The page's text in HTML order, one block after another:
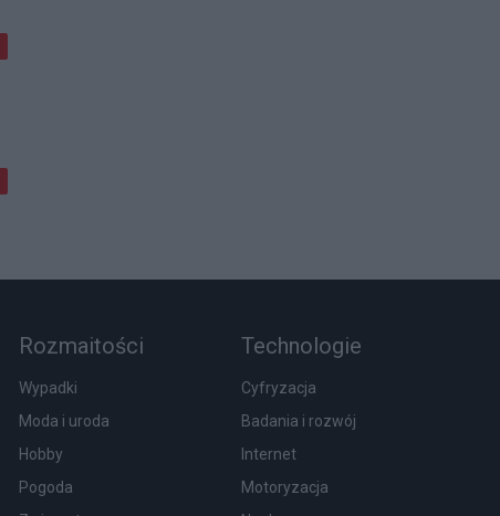
Rozmaitości
Wypadki
Moda i uroda
Hobby
Pogoda
Technologie
Cyfryzacja
Badania i rozwój
Internet
Motoryzacja